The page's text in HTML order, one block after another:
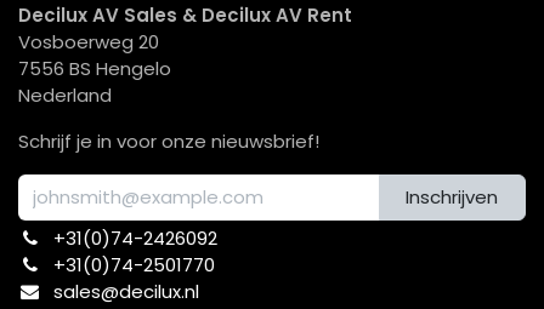
Decilux AV Sales & Decilux AV Rent
Vosboerweg 20
7556 BS Hengelo
Nederland
Schrijf je in voor onze nieuwsbrief!
Inschrijven
+31(0)74-2426092​
+31(0)74-2501770
sales@decilux.nl